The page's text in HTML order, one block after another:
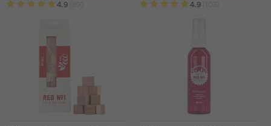
4.9 4.9